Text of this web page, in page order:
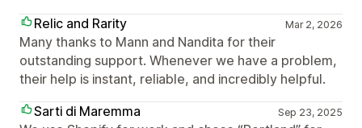
Relic and Rarity
Mar 2, 2026
Many thanks to Mann and Nandita for their
outstanding support. Whenever we have a problem,
their help is instant, reliable, and incredibly helpful.
Sarti di Maremma
Sep 23, 2025